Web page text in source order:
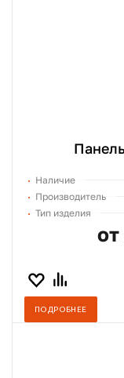
Наличие
Производитель
Тип изделия
ПОДРОБНЕЕ